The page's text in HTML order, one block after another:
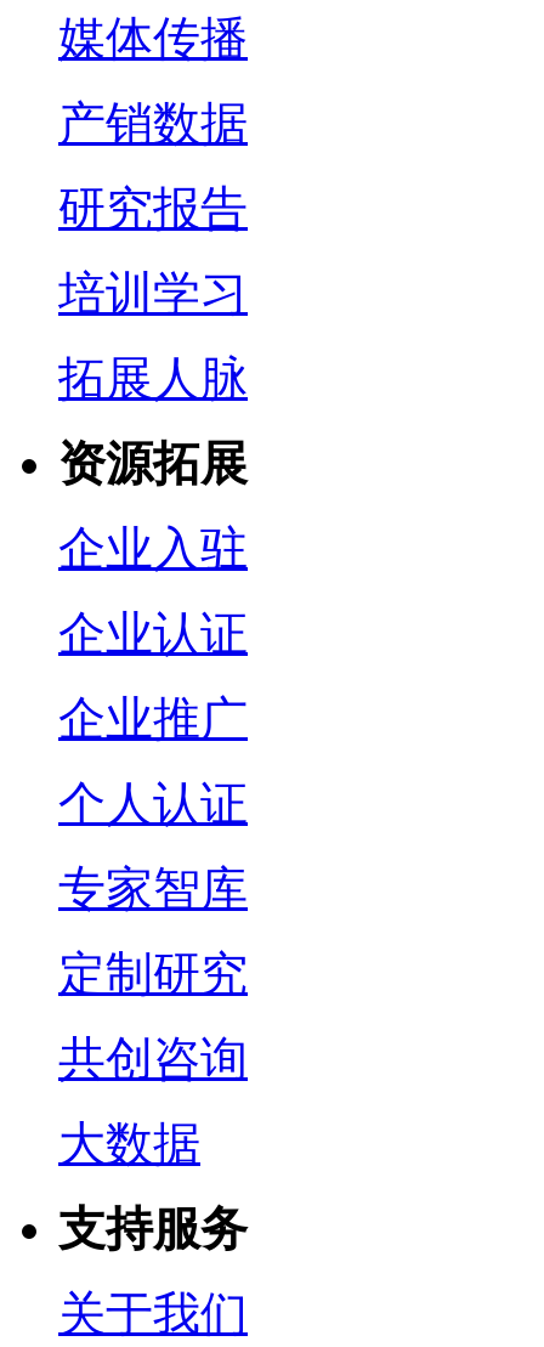
媒体传播
产销数据
研究报告
培训学习
拓展人脉
资源拓展
企业入驻
企业认证
企业推广
个人认证
专家智库
定制研究
共创咨询
大数据
支持服务
关于我们